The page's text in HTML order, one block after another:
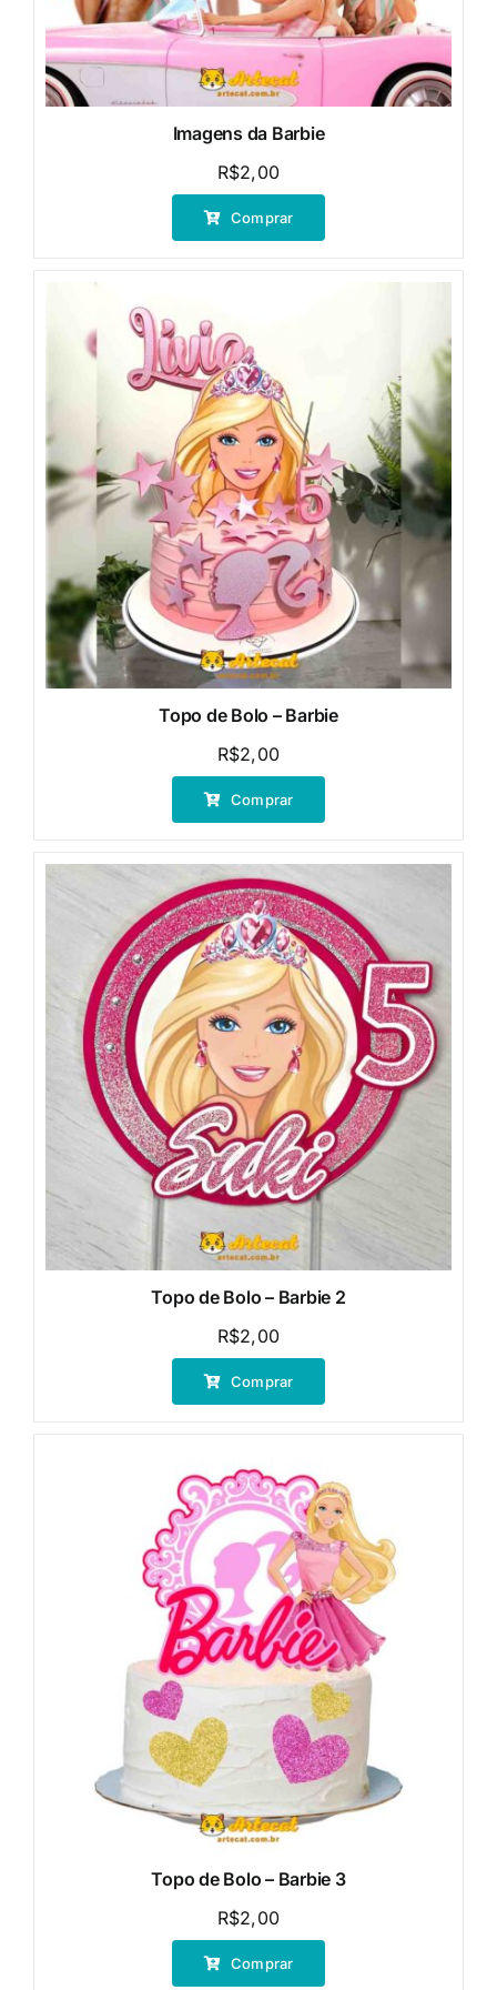
Imagens da Barbie
R$2,00
Comprar
Topo de Bolo – Barbie
R$2,00
Comprar
Topo de Bolo – Barbie 2
R$2,00
Comprar
Topo de Bolo – Barbie 3
R$2,00
Comprar